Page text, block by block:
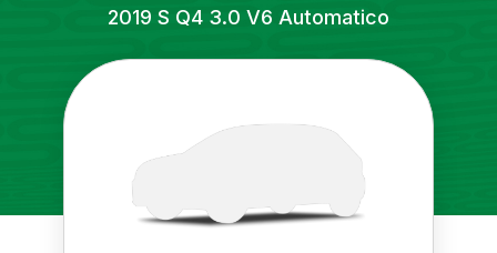
2019 S Q4 3.0 V6 Automatico